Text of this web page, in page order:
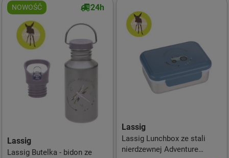
NOWOŚĆ 24h
Lassig
Lassig Butelka - bidon ze
Lassig
Lassig Lunchbox ze stali
nierdzewnej Adventure